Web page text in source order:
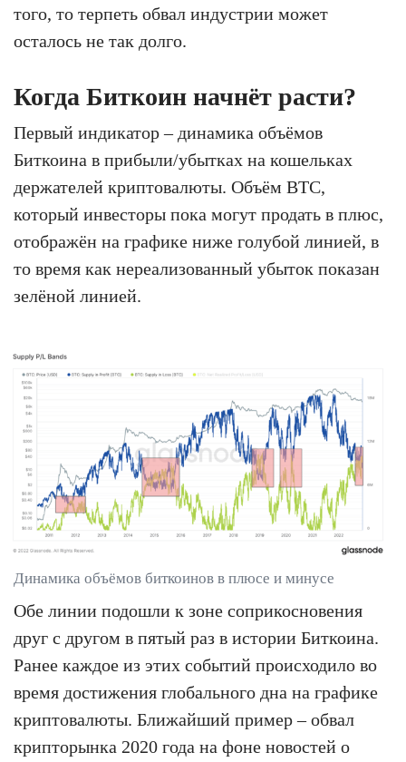
того, то терпеть обвал индустрии может
осталось не так долго.
Когда Биткоин начнёт расти?
Первый индикатор – динамика объёмов
Биткоина в прибыли/убытках на кошельках
держателей криптовалюты. Объём BTC,
который инвесторы пока могут продать в плюс,
отображён на графике ниже голубой линией, в
то время как нереализованный убыток показан
зелёной линией.
Динамика объёмов биткоинов в плюсе и минусе
Обе линии подошли к зоне соприкосновения
друг с другом в пятый раз в истории Биткоина.
Ранее каждое из этих событий происходило во
время достижения глобального дна на графике
криптовалюты. Ближайший пример – обвал
крипторынка 2020 года на фоне новостей о